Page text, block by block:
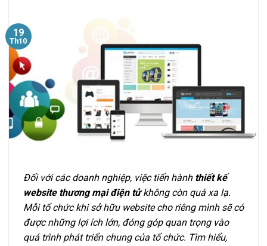
19
Th10
Đối với các doanh nghiệp, việc tiến hành thiết kế
website thương mại điện tửkhông còn quá xa lạ.
Mỗi tổ chức khi sở hữu website cho riêng mình sẽ có
được những lợi ích lớn, đóng góp quan trọng vào
quá trình phát triển chung của tổ chức. Tìm hiểu,